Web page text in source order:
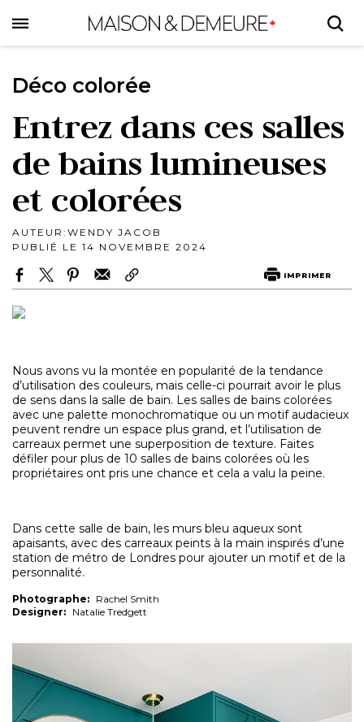
to
main
content
Déco colorée
Entrez dans ces salles
de bains lumineuses
et colorées
AUTEUR: WENDY JACOB
PUBLIÉ LE 14 NOVEMBRE 2024
IMPRIMER
Nous avons vu la montée en popularité de la tendance
d’utilisation des couleurs, mais celle-ci pourrait avoir le plus
de sens dans la salle de bain. Les salles de bains colorées
avec une palette monochromatique ou un motif audacieux
peuvent rendre un espace plus grand, et l’utilisation de
carreaux permet une superposition de texture. Faites
défiler pour plus de 10 salles de bains colorées où les
propriétaires ont pris une chance et cela a valu la peine.
Dans cette salle de bain, les murs bleu aqueux sont
apaisants, avec des carreaux peints à la main inspirés d’une
station de métro de Londres pour ajouter un motif et de la
personnalité.
Photographe: Rachel Smith
Designer: Natalie Tredgett